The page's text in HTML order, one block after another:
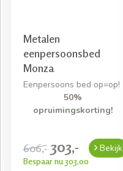
Metalen
eenpersoonsbed
Monza
Eenpersoons bed op=op!
50%
opruimingskorting!
606,- 303,-
Bespaar nu 303,00
Bekijk